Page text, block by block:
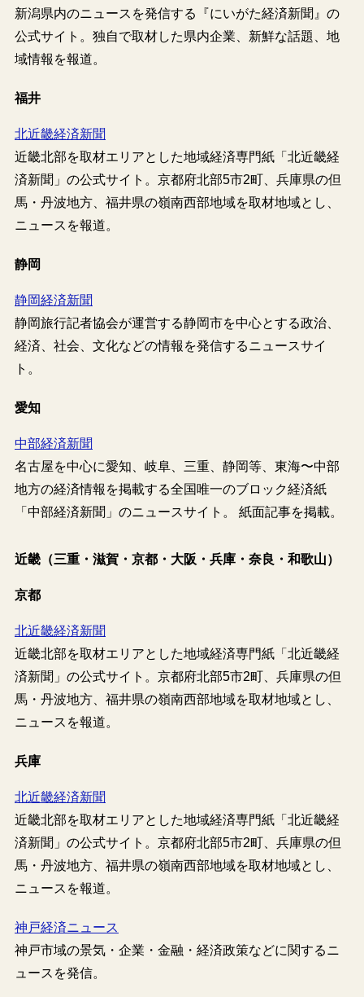
新潟県内のニュースを発信する『にいがた経済新聞』の
公式サイト。独自で取材した県内企業、新鮮な話題、地
域情報を報道。
福井
北近畿経済新聞
近畿北部を取材エリアとした地域経済専門紙「北近畿経
済新聞」の公式サイト。京都府北部5市2町、兵庫県の但
馬・丹波地方、福井県の嶺南西部地域を取材地域とし、
ニュースを報道。
静岡
静岡経済新聞
静岡旅行記者協会が運営する静岡市を中心とする政治、
経済、社会、文化などの情報を発信するニュースサイ
ト。
愛知
中部経済新聞
名古屋を中心に愛知、岐阜、三重、静岡等、東海〜中部
地方の経済情報を掲載する全国唯一のブロック経済紙
「中部経済新聞」のニュースサイト。 紙面記事を掲載。
近畿（三重・滋賀・京都・大阪・兵庫・奈良・和歌山）
京都
北近畿経済新聞
近畿北部を取材エリアとした地域経済専門紙「北近畿経
済新聞」の公式サイト。京都府北部5市2町、兵庫県の但
馬・丹波地方、福井県の嶺南西部地域を取材地域とし、
ニュースを報道。
兵庫
北近畿経済新聞
近畿北部を取材エリアとした地域経済専門紙「北近畿経
済新聞」の公式サイト。京都府北部5市2町、兵庫県の但
馬・丹波地方、福井県の嶺南西部地域を取材地域とし、
ニュースを報道。
神戸経済ニュース
神戸市域の景気・企業・金融・経済政策などに関するニ
ュースを発信。